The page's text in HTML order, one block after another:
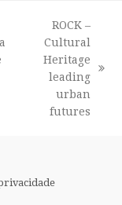
ROCK –
Cultural
Heritage
leading
urban
futures